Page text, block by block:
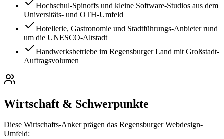
Hochschul-Spinoffs und kleine Software-Studios aus dem
Universitäts- und OTH-Umfeld
Hotellerie, Gastronomie und Stadtführungs-Anbieter rund
um die UNESCO-Altstadt
Handwerksbetriebe im Regensburger Land mit Großstadt-
Auftragsvolumen
Wirtschaft & Schwerpunkte
Diese Wirtschafts-Anker prägen das Regensburger Webdesign-
Umfeld: